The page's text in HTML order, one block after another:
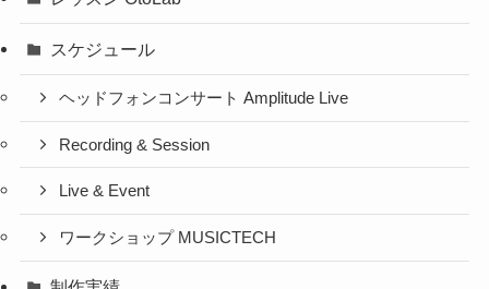
スケジュール
ヘッドフォンコンサート Amplitude Live
Recording & Session
Live & Event
ワークショップ MUSICTECH